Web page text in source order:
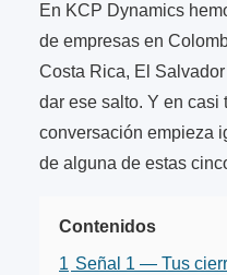
En KCP Dynamics
de empresas en
Costa Rica, El
dar ese salto. Y en casi
conversación empieza
de alguna de estas
Contenidos
1 Señal 1 — Tus